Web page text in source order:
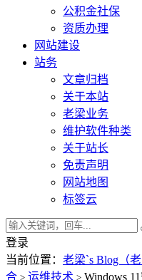
公积金社保
资质办理
网站建设
站务
文章归档
关于本站
老梁业务
维护软件种类
关于站长
免责声明
网站地图
标签云
登录
当前位置： 老梁`s Blog（
合 > 运维技术 > Windows